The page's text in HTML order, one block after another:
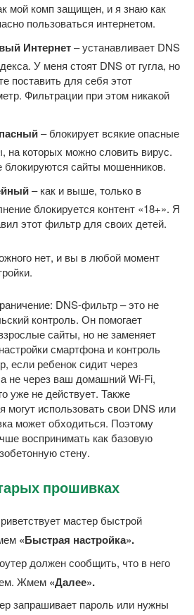
мой комп защищен, и я знаю как
пользоваться интернетом.
Интернет– устанавливает DNS
У меня стоят DNS от гугла, но
поставить для себя этот
Фильтрации при этом никакой
– блокирует всякие опасные
на которых можно словить вирус.
блокируются сайты мошенников.
– как и выше, только в
блокируется контент «18+». Я
этот фильтр для своих детей.
нет, и вы в любой момент
DNS-фильтр – это не
контроль. Он помогает
сайты, но не заменяет
смартфона и контроль
если ребенок сидит через
не через ваш домашний Wi-Fi,
уже не действует. Также
могут использовать свои DNS или
может обходиться. Поэтому
воспринимать как базовую
стену.
прошивках
мастер быстрой
«Быстрая настройка».
должен сообщить, что в него
Жмем «Далее».
запрашивает пароль или нужны